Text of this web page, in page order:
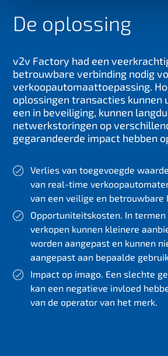
De oplossing
v2v Factory had een
betrouwbare verbinding nodig
verkoopautomaattoepassing.
oplossingen transacties kunnen
een in beveiliging, kunnen
netwerkstoringen op
gegarandeerde impact hebben
Verlies van toegevoegde
van real-time
van een veilige en betrouwbare
Opportuniteitskosten. In
verkopen kunnen kleinere
worden aangepast en kunnen
aangepast aan bepaalde
Impact op imago. Een slechte
kan een negatieve invloed
van de operator van het merk.